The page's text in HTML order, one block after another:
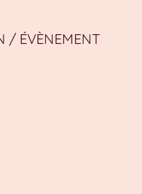
/ ÉVÈNEMENT